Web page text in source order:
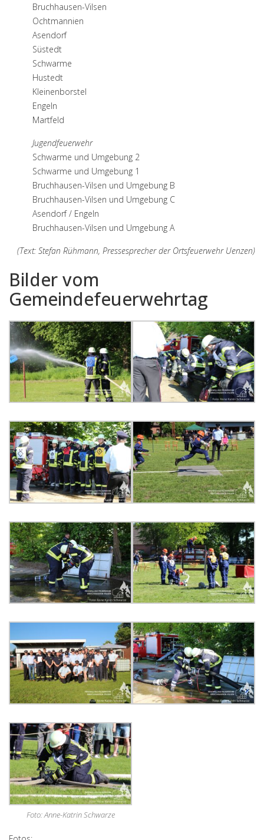
Bruchhausen-Vilsen
Ochtmannien
Asendorf
Süstedt
Schwarme
Hustedt
Kleinenborstel
Engeln
Martfeld
Jugendfeuerwehr
Schwarme und Umgebung 2
Schwarme und Umgebung 1
Bruchhausen-Vilsen und Umgebung B
Bruchhausen-Vilsen und Umgebung C
Asendorf / Engeln
Bruchhausen-Vilsen und Umgebung A
(Text: Stefan Rühmann, Pressesprecher der Ortsfeuerwehr Uenzen)
Bilder vom
Gemeindefeuerwehrtag
Foto: Anne-Katrin Schwarze